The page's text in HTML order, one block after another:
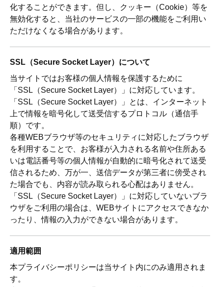
化することができます。但し、クッキー（Cookie）等を
無効化すると、当社のサービスの一部の機能をご利用い
ただけなくなる場合があります。
SSL（Secure Socket Layer）について
当サイトではお客様の個人情報を保護するために
「SSL（Secure Socket Layer）」に対応しています。
「SSL（Secure Socket Layer）」とは、インターネット
上で情報を暗号化して送受信するプロトコル（通信手
順）です。
各種WEBブラウザ等のセキュリティに対応したブラウザ
を利用することで、お客様が入力される名前や住所ある
いは電話番号等の個人情報が自動的に暗号化されて送受
信されるため、万が一、送信データが第三者に傍受され
た場合でも、内容が読み取られる心配はありません。
「SSL（Secure Socket Layer）」に対応していないブラ
ウザをご利用の場合は、WEBサイトにアクセスできなか
ったり、情報の入力ができない場合があります。
適用範囲
本プライバシーポリシーは当サイト内にのみ適用されま
す。